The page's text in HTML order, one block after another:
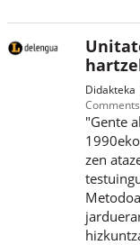
Didakteka
"Gente
zen